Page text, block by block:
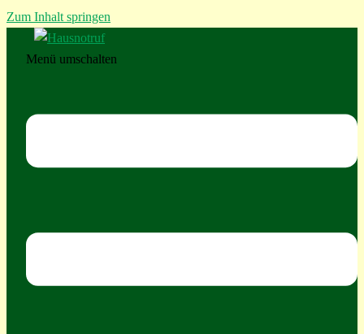
Zum Inhalt springen
Menü umschalten